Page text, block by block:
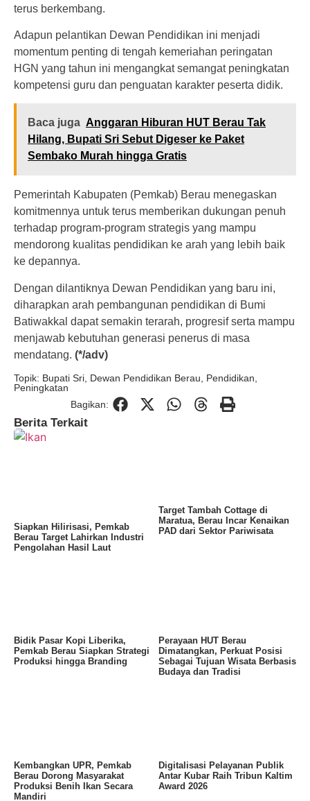
terus berkembang.
Adapun pelantikan Dewan Pendidikan ini menjadi
momentum penting di tengah kemeriahan peringatan
HGN yang tahun ini mengangkat semangat peningkatan
kompetensi guru dan penguatan karakter peserta didik.
Baca juga Anggaran Hiburan HUT Berau Tak
Hilang, Bupati Sri Sebut Digeser ke Paket
Sembako Murah hingga Gratis
Pemerintah Kabupaten (Pemkab) Berau menegaskan
komitmennya untuk terus memberikan dukungan penuh
terhadap program-program strategis yang mampu
mendorong kualitas pendidikan ke arah yang lebih baik
ke depannya.
Dengan dilantiknya Dewan Pendidikan yang baru ini,
diharapkan arah pembangunan pendidikan di Bumi
Batiwakkal dapat semakin terarah, progresif serta mampu
menjawab kebutuhan generasi penerus di masa
mendatang. (*/adv)
Topik: Bupati Sri, Dewan Pendidikan Berau, Pendidikan,
Peningkatan
Bagikan:
Berita Terkait
Siapkan Hilirisasi, Pemkab
Berau Target Lahirkan Industri
Pengolahan Hasil Laut
Target Tambah Cottage di
Maratua, Berau Incar Kenaikan
PAD dari Sektor Pariwisata
Bidik Pasar Kopi Liberika,
Pemkab Berau Siapkan Strategi
Produksi hingga Branding
Perayaan HUT Berau
Dimatangkan, Perkuat Posisi
Sebagai Tujuan Wisata Berbasis
Budaya dan Tradisi
Kembangkan UPR, Pemkab
Berau Dorong Masyarakat
Produksi Benih Ikan Secara
Mandiri
Digitalisasi Pelayanan Publik
Antar Kubar Raih Tribun Kaltim
Award 2026